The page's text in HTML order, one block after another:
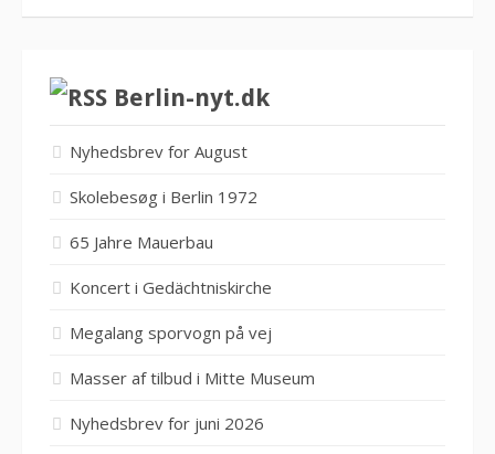
Berlin-nyt.dk
Nyhedsbrev for August
Skolebesøg i Berlin 1972
65 Jahre Mauerbau
Koncert i Gedächtniskirche
Megalang sporvogn på vej
Masser af tilbud i Mitte Museum
Nyhedsbrev for juni 2026